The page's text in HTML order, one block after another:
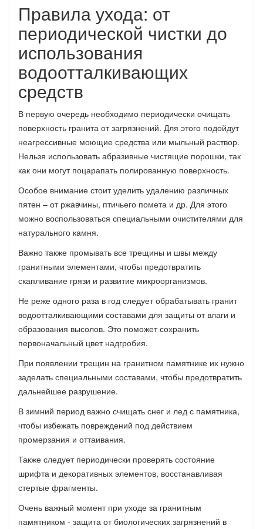
Правила ухода: от
периодической чистки до
использования
водоотталкивающих
средств
В первую очередь необходимо периодически очищать
поверхность гранита от загрязнений. Для этого подойдут
неагрессивные моющие средства или мыльный раствор.
Нельзя использовать абразивные чистящие порошки, так
как они могут поцарапать полированную поверхность.
Особое внимание стоит уделить удалению различных
пятен – от ржавчины, птичьего помета и др. Для этого
можно воспользоваться специальными очистителями для
натурального камня.
Важно также промывать все трещины и швы между
гранитными элементами, чтобы предотвратить
скапливание грязи и развитие микроорганизмов.
Не реже одного раза в год следует обрабатывать гранит
водоотталкивающими составами для защиты от влаги и
образования высолов. Это поможет сохранить
первоначальный цвет надгробия.
При появлении трещин на гранитном памятнике их нужно
заделать специальными составами, чтобы предотвратить
дальнейшее разрушение.
В зимний период важно счищать снег и лед с памятника,
чтобы избежать повреждений под действием
промерзания и оттаивания.
Также следует периодически проверять состояние
шрифта и декоративных элементов, восстанавливая
стертые фрагменты.
Очень важный момент при уходе за гранитным
памятником - защита от биологических загрязнений в